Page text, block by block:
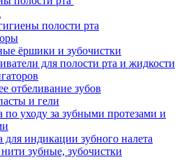
полости рта
ёршики и зубочистки
для полости рта и жидкости
отбеливание зубов
и гели
по уходу за зубными протезами и
для индикации зубного налета
зубные, зубочистки